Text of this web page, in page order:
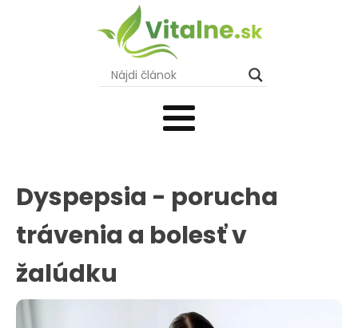
Dyspepsia - porucha
trávenia a bolesť v
žalúdku